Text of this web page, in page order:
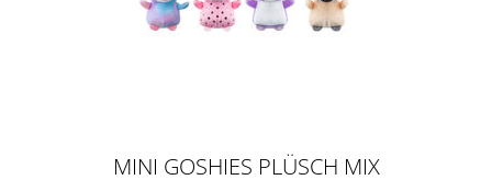
MINI GOSHIES PLÜSCH MIX